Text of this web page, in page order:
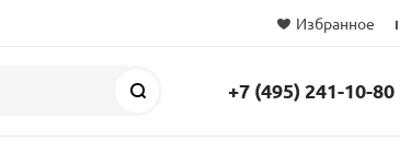
Избранное
Поиск +7 (495) 241-10-80